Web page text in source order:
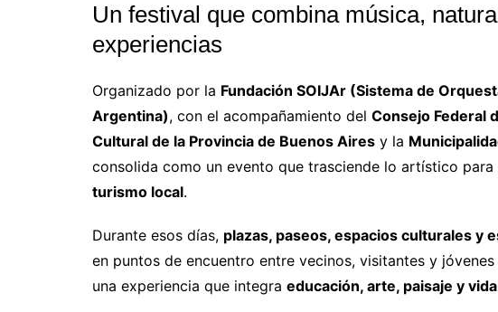
Un festival que combina música,
experiencias
Organizado por la Fundación SOIJAr (Sistema de
Argentina), con el acompañamiento del Consejo Federal
Cultural de la Provincia de Buenos Aires y la
consolida como un evento que trasciende lo artístico
turismo local.
Durante esos días, plazas, paseos, espacios culturales y
en puntos de encuentro entre vecinos, visitantes y
una experiencia que integra educación, arte, paisaje y